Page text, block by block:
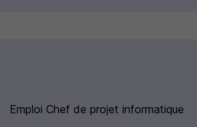
Emploi Chef de projet informatique